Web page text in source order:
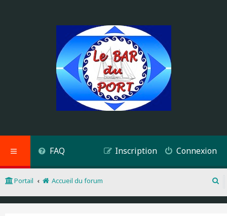
FAQ Connexion
Inscription
Portail
Accueil du forum
e